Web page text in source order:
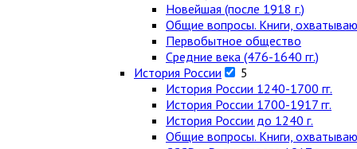
Новейшая (после 1918 г.)
Общие вопросы. Книги,
Первобытное общество
Средние века (476-1640 гг.)
История России
5
История России 1240-1700 гг.
История России 1700-1917 гг.
История России до 1240 г.
Общие вопросы. Книги,